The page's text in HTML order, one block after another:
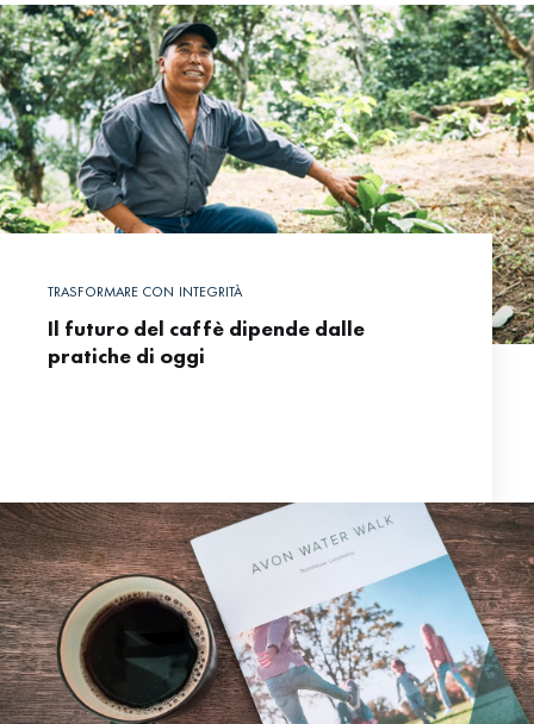
TRASFORMARE CON INTEGRITÀ
Il futuro del caffè dipende dalle
pratiche di oggi